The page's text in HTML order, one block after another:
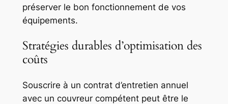
préserver le bon fonctionnement de vos
équipements.
Stratégies durables d’optimisation des
coûts
Souscrire à un contrat d’entretien annuel
avec un couvreur compétent peut être le